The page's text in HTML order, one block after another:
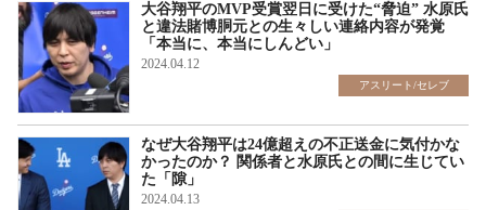
大谷翔平のMVP受賞翌日に受けた“脅迫” 水原氏
と違法賭博胴元との生々しい連絡内容が発覚
「本当に、本当にしんどい」
2024.04.12
アスリート/セレブ
なぜ大谷翔平は24億超えの不正送金に気付かな
かったのか？ 関係者と水原氏との間に生じてい
た「隙」
2024.04.13